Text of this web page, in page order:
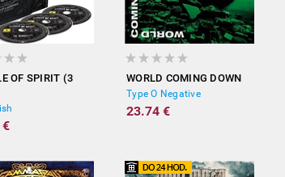
OF SPIRIT (3
WORLD COMING DOWN
Type O Negative
23.74 €